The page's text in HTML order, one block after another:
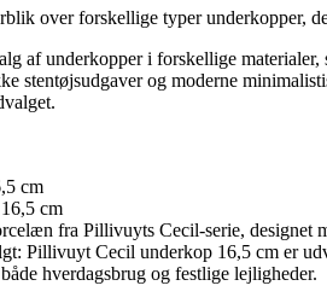
over forskellige typer underkopper,
af underkopper i forskellige
stentøjsudgaver og moderne
cm
fra Pillivuyts Cecil-serie, designet
Pillivuyt Cecil underkop 16,5 cm er
hverdagsbrug og festlige lejligheder.